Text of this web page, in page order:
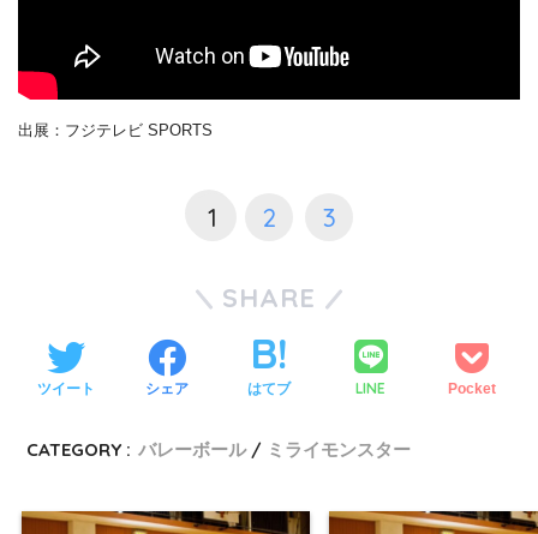
出展：フジテレビ SPORTS
1 2 3
SHARE
ツイート シェア はてブ LINE Pocket
CATEGORY : バレーボール ミライモンスター